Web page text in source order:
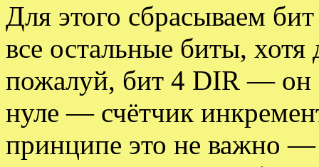
Для этого сбрасываем
все остальные биты, хотя
пожалуй, бит 4 DIR — он
нуле — счётчик
принципе это не важно